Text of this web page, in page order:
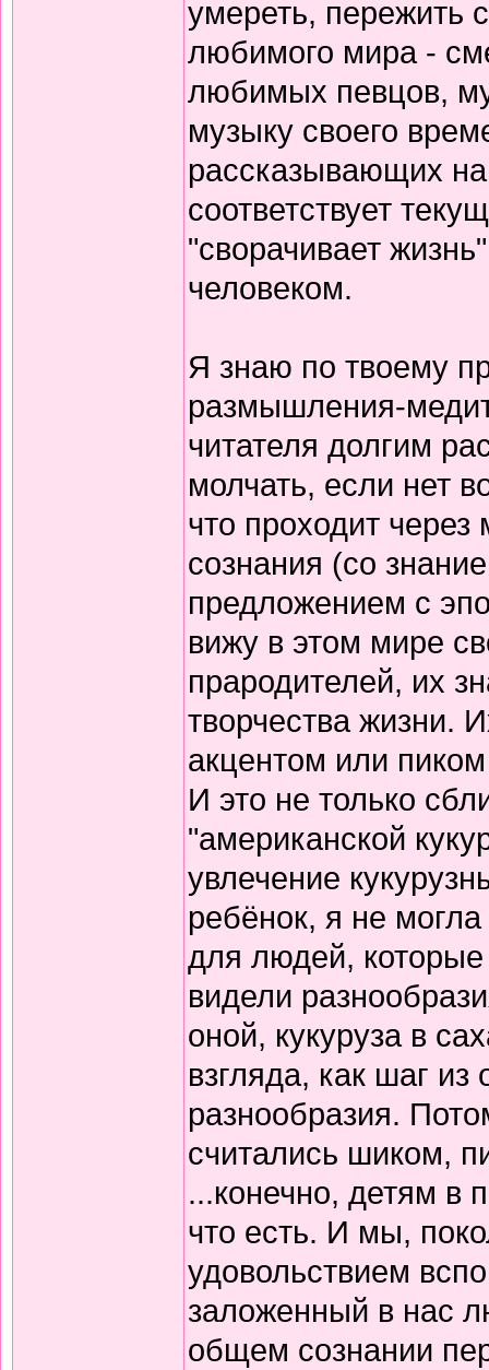
умереть, пережить
любимого мира -
любимых певцов,
музыку своего
рассказывающих
соответствует
"сворачивает
человеком.
Я знаю по твоему
размышления-
читателя долгим
молчать, если нет
что проходит
сознания (со
предложением с
вижу в этом мире
прародителей, их
творчества жизни.
акцентом или
И это не только
"американской
увлечение
ребёнок, я не
для людей,
видели
оной, кукуруза в
взгляда, как шаг
разнообразия.
считались шиком,
...конечно, детям в
что есть. И мы,
удовольствием
заложенный в нас
общем сознании